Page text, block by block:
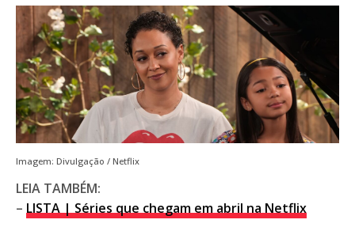
Imagem: Divulgação / Netflix
LEIA TAMBÉM:
–LISTA | Séries que chegam em abril na Netflix